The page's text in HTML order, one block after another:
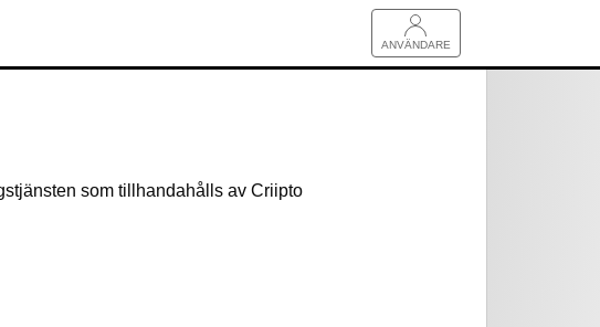
ANVÄNDARE
som tillhandahålls av Criipto